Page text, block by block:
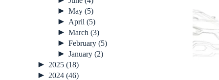
► May (5)
► April (5)
► March (3)
► February (5)
► January (2)
► 2025 (18)
► 2024 (46)